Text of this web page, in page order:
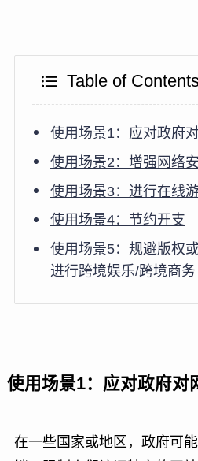
Table of
使用场景1：应对政府
使用场景2：增强网络
使用场景3：进行在线
使用场景4：节约开支
使用场景5：规避版权
进行跨境娱乐/跨境商务
使用场景1：应对政府对
在一些国家或地区，政府可